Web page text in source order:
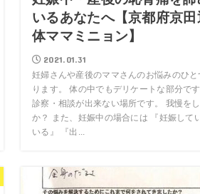
いるあなたへ【京都府京
体ママミニョン】
2021.01.31
妊婦さんや産後のママさんのお悩みのひと
ります。 体の中でもデリケートな部分で
診察・相談が出来ない場所です。 我慢を
か？ また、妊娠中の場合には 『妊娠して
いる』 『出...